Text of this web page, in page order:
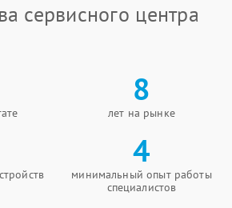
сервисного центра
8
лет на рынке
4
минимальный опыт работы
специалистов